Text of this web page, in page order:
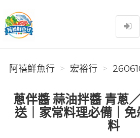
阿禧鮮魚行
阿禧鮮魚行 宏裕行
蔥伴醬 蒜油拌醬 青蔥
送｜家常料理必備｜
料